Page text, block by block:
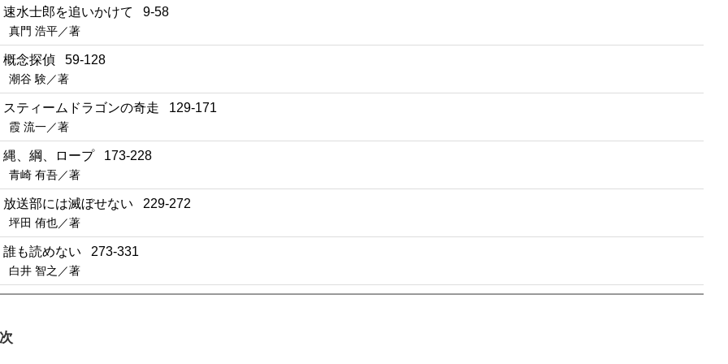
速水士郎を追いかけて 9-58
真門 浩平／著
概念探偵 59-128
潮谷 験／著
スティームドラゴンの奇走 129-171
霞 流一／著
縄、綱、ロープ 173-228
青崎 有吾／著
放送部には滅ぼせない 229-272
坪田 侑也／著
誰も読めない 273-331
白井 智之／著